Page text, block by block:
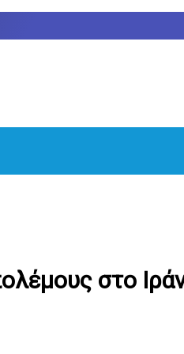
στο